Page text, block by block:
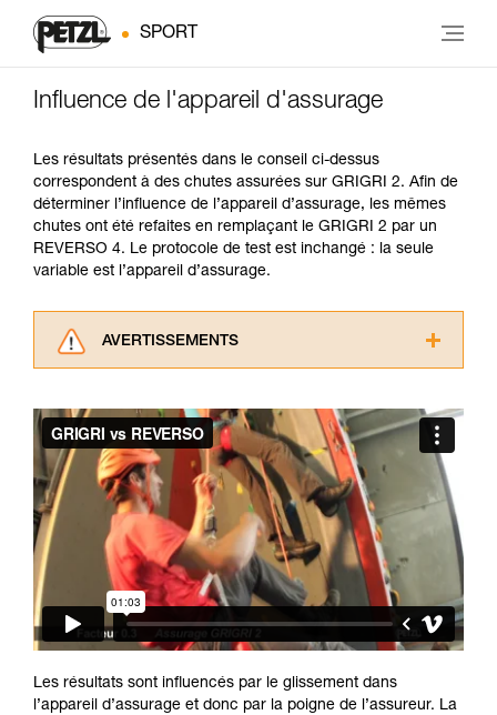
SPORT
Influence de l'appareil d'assurage
Les résultats présentés dans le conseil ci-dessus
correspondent à des chutes assurées sur GRIGRI 2. Afin de
déterminer l’influence de l’appareil d’assurage, les mêmes
chutes ont été refaites en remplaçant le GRIGRI 2 par un
REVERSO 4. Le protocole de test est inchangé : la seule
variable est l’appareil d’assurage.
AVERTISSEMENTS
consulter. Vous devez avoir compris les
informations de la notice technique pour
pouvoir comprendre ce complément
d’informations.
Maîtriser ces techniques nécessite une
formation et un entraînement spécifique. Validez
avec un professionnel votre capacité à refaire
la manipulation, seul, en toute sécurité, avant
de la reproduire en autonomie.
Nous donnons des exemples de techniques
liées à votre activité. Il peut en exister d’autres
Les résultats sont influencés par le glissement dans
l’appareil d’assurage et donc par la poigne de l’assureur. La